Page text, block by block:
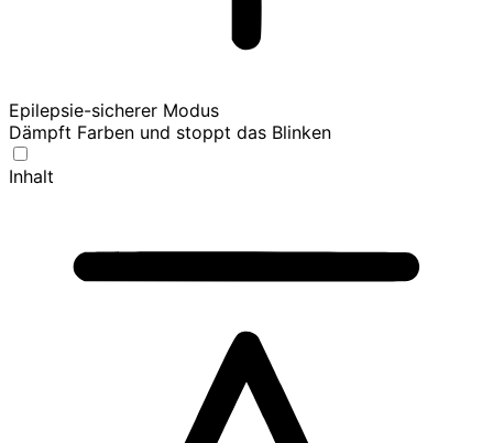
Epilepsie-sicherer Modus
Dämpft Farben und stoppt das Blinken
Inhalt